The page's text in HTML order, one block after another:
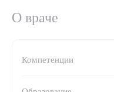
О враче
Компетенции
Выберите